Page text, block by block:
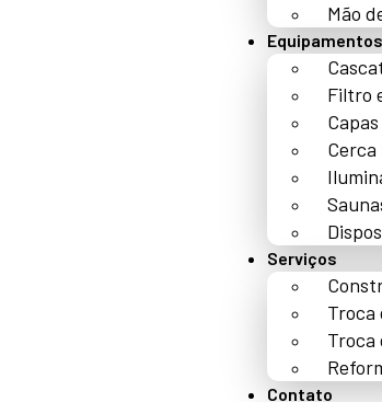
Mão
Filtro
Cerca
Serviços
Troca
Troca
Contato